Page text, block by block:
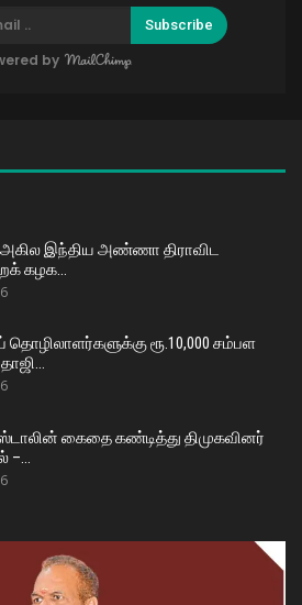
Subscribe
by
அகில இந்திய அண்ணா திராவிட
கழக…
தொழிலாளர்களுக்கு ரூ.10,000 சம்பள
ஸ்டாலின் கைதை கண்டித்து திமுகவினர்
–…